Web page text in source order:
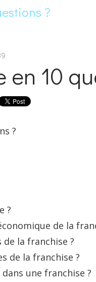
?
en 10
?
?
de la
la franchise ?
de la franchise ?
une franchise ?